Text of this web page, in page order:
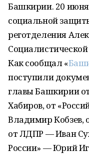
Башкирии. 20
социальной
реготделения
Как сообщал «
поступили
главы Башкирии
Хабиров, от
Владимир
от ЛДПР — Иван
России» — Юрий